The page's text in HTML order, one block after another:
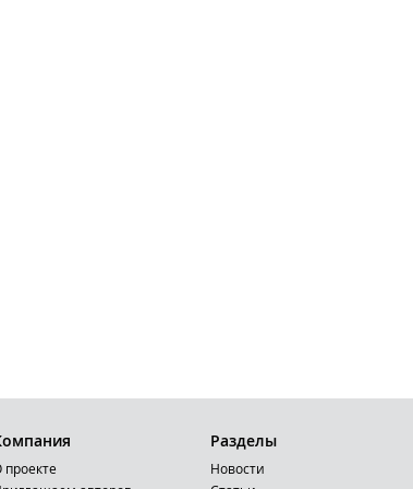
проекте
Разделы
Новости